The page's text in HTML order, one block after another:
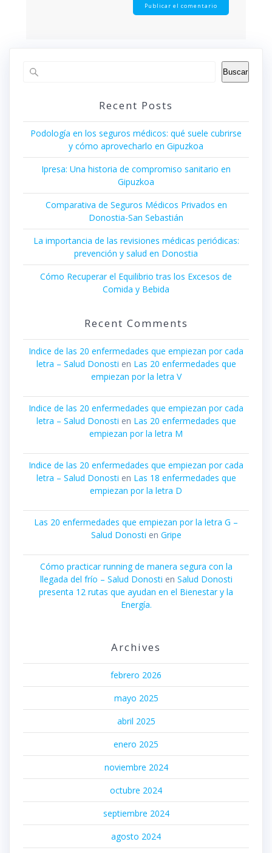
Buscar
Recent Posts
Podología en los seguros médicos: qué suele cubrirse
y cómo aprovecharlo en Gipuzkoa
Ipresa: Una historia de compromiso sanitario en
Gipuzkoa
Comparativa de Seguros Médicos Privados en
Donostia-San Sebastián
La importancia de las revisiones médicas periódicas:
prevención y salud en Donostia
Cómo Recuperar el Equilibrio tras los Excesos de
Comida y Bebida
Recent Comments
Indice de las 20 enfermedades que empiezan por cada
letra – Salud Donosti en Las 20 enfermedades que
empiezan por la letra V
Indice de las 20 enfermedades que empiezan por cada
letra – Salud Donosti en Las 20 enfermedades que
empiezan por la letra M
Indice de las 20 enfermedades que empiezan por cada
letra – Salud Donosti en Las 18 enfermedades que
empiezan por la letra D
Las 20 enfermedades que empiezan por la letra G –
Salud Donosti en Gripe
Cómo practicar running de manera segura con la
llegada del frío – Salud Donosti en Salud Donosti
presenta 12 rutas que ayudan en el Bienestar y la
Energía.
Archives
febrero 2026
mayo 2025
abril 2025
enero 2025
noviembre 2024
octubre 2024
septiembre 2024
agosto 2024